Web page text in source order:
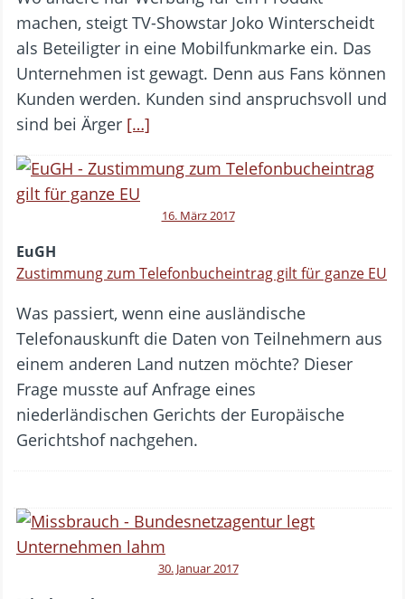
machen, steigt TV-Showstar Joko Winterscheidt
als Beteiligter in eine Mobilfunkmarke ein. Das
Unternehmen ist gewagt. Denn aus Fans können
Kunden werden. Kunden sind anspruchsvoll und
sind bei Ärger […]
16. März 2017
EuGH
Zustimmung zum Telefonbucheintrag gilt für ganze EU
Was passiert, wenn eine ausländische
Telefonauskunft die Daten von Teilnehmern aus
einem anderen Land nutzen möchte? Dieser
Frage musste auf Anfrage eines
niederländischen Gerichts der Europäische
Gerichtshof nachgehen.
30. Januar 2017